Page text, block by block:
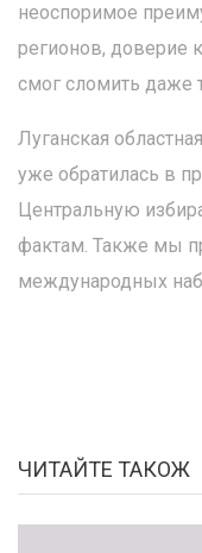
неоспоримое
регионов, доверие
смог сломить даже
Луганская
уже обратилась в
Центральную
фактам. Также мы
международных
ЧИТАЙТЕ ТАКОЖ